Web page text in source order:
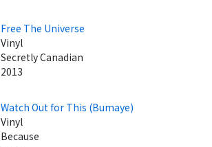
Free The Universe
Vinyl
Secretly Canadian
2013
Watch Out for This (Bumaye)
Vinyl
Because